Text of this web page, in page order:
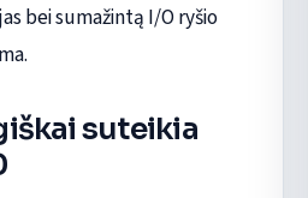
bei sumažintą I/O ryšio
suteikia